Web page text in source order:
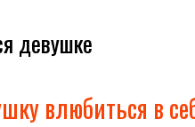
девушке
влюбиться в